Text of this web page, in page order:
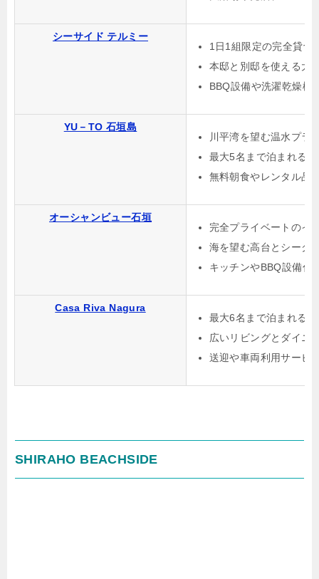
シーサイド テルミー
1日1組限定の完全貸切
本邸と別邸を使える大
BBQ設備や洗濯乾燥機
YU－TO 石垣島
川平湾を望む温水プラ
最大5名まで泊まれる
無料朝食やレンタル品
オーシャンビュー石垣
完全プライベートのイ
海を望む高台とシーク
キッチンやBBQ設備付
Casa Riva Nagura
最大6名まで泊まれる
広いリビングとダイニ
送迎や車両利用サービ
SHIRAHO BEACHSIDE